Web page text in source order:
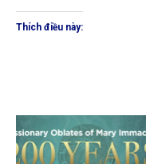
Thích điều này: